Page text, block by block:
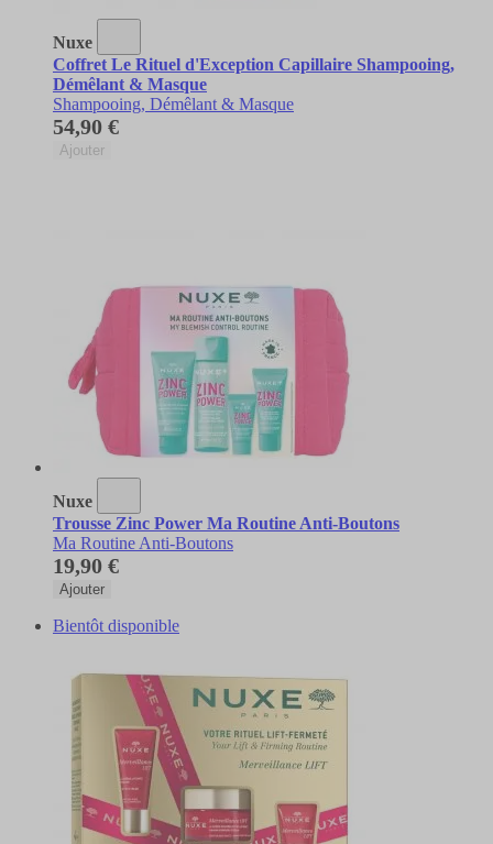
Nuxe
Coffret Le Rituel d'Exception Capillaire Shampooing,
Démêlant & Masque
Shampooing, Démêlant & Masque
54,90 €
Ajouter
Nuxe
Trousse Zinc Power Ma Routine Anti-Boutons
Ma Routine Anti-Boutons
19,90 €
Ajouter
Bientôt disponible